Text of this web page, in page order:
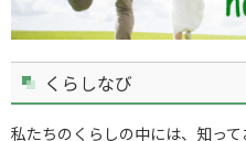
くらしなび
私たちのくらしの中には、知っ